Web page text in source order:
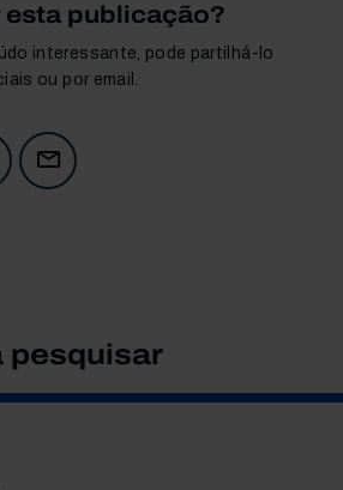
esta publicação?
interessante, pode partilhá-lo
ou por email.
pesquisar